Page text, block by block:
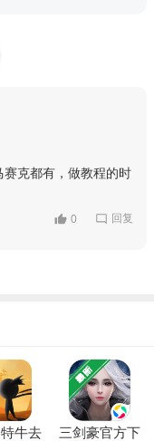
克都有，做教程的时
0 回复
牛去
三剑豪官方下